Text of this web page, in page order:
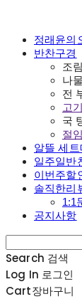
정래윤의
반찬구경
조
나
전
고
국
절
알뜰 세트
일주일반
이번주할
솔직한리
1:1
공지사항
Search 검색
Log In 로그인
Cart장바구니